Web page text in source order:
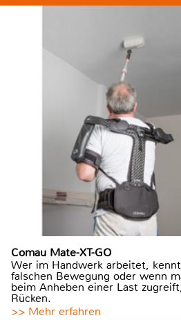
Comau Mate-XT-GO
Wer im Handwerk arbeitet,
falschen Bewegung oder wenn
beim Anheben einer Last
Rücken.
>> Mehr erfahren